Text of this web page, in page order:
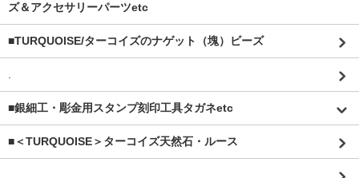
ズ＆アクセサリーパーツetc
■TURQUOISE/ターコイズのナゲット（塊）ビーズ
■銀細工・彫金用スタンプ刻印工具タガネetc
■＜TURQUOISE＞ターコイズ天然石・ルース